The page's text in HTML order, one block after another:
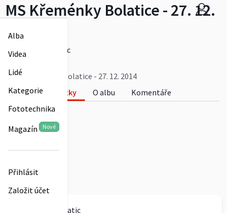
Alba
Videa
Lidé
Kategorie
Fototechnika
Magazín Nové
Přihlásit
Založit účet
MS Křeménky Bolatice - 27. 12.
2014
bonocorzbolatic
MS Křeménky Bolatice - 27. 12. 2014
Fotky
O albu
Komentáře
0
bonocorzbolatic